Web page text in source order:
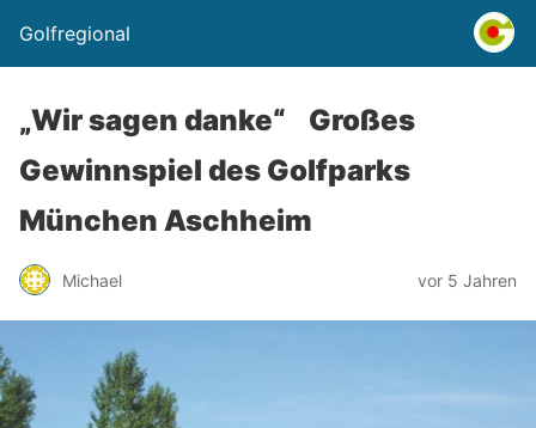
Golfregional
„Wir sagen danke“ Großes
Gewinnspiel des Golfparks
München Aschheim
Michael vor 5 Jahren